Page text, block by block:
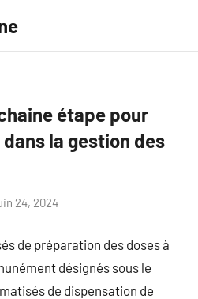
étape pour
la gestion des
24, 2024
de préparation des doses à
désignés sous le
de dispensation de